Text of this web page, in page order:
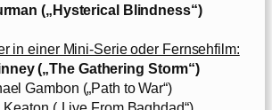
(„Hysterical Blindness“)
in einer Mini-Serie oder Fernsehfilm:
(„The Gathering Storm“)
Gambon („Path to War“)